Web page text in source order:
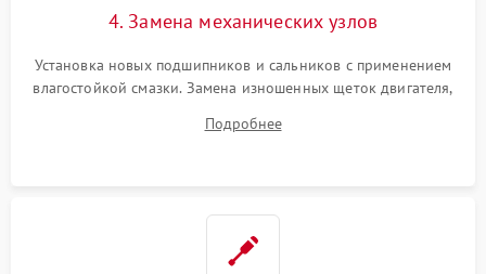
4. Замена механических узлов
Установка новых подшипников и сальников с применением
влагостойкой смазки. Замена изношенных щеток двигателя,
или поврежденной резиновой манжеты.
Подробнее